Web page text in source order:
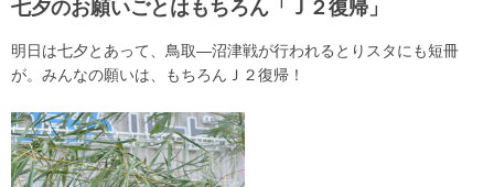
七夕のお願いごとはもちろん「Ｊ２復帰」
明日は七夕とあって、鳥取―沼津戦が行われるとりスタにも短冊
が。みんなの願いは、もちろんＪ２復帰！